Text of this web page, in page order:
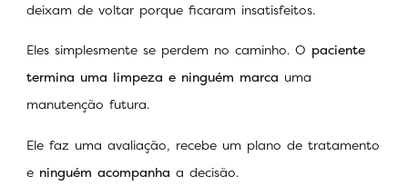
deixam de voltar porque ficaram insatisfeitos.
Eles simplesmente se perdem no caminho. O paciente
termina uma limpeza e ninguém marca uma
manutenção futura.
Ele faz uma avaliação, recebe um plano de tratamento
e ninguém acompanha a decisão.